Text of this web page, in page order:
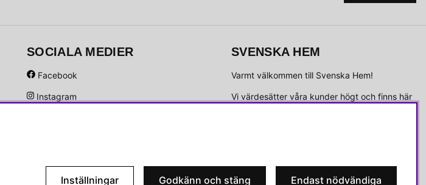
SOCIALA MEDIER
Facebook
Instagram
SVENSKA HEM
Varmt välkommen till Svenska Hem!
Vi värdesätter våra kunder högt och finns här
Våra butiker
Inställningar Godkänn och stäng Endast nödvändiga